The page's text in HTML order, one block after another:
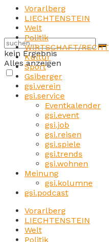
kein Ergebnis
Alles anzeigen
Vorarlberg
LIECHTENSTEIN
Welt
Politik
WIRTSCHAFT/RECHT
Kultur
Sport
Gsiberger
gsi.verein
gsi.service
Eventkalender
gsi.event
gsi.job
gsi.reisen
gsi.spiele
gsi.trends
gsi.wohnen
Meinung
gsi.kolumne
gsi.podcast
Vorarlberg
LIECHTENSTEIN
Welt
Politik